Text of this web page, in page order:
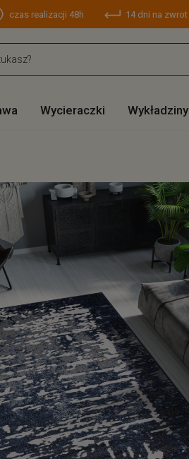
czas realizacji 48h 14 dni na zwrot
Wycieraczki Wykładziny